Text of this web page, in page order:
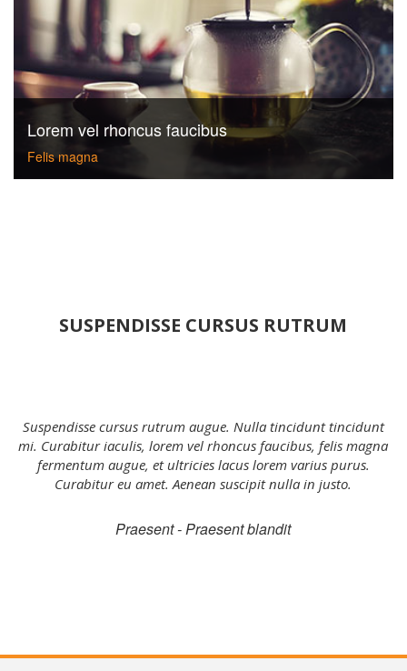
Lorem vel rhoncus faucibus
Felis magna
SUSPENDISSE CURSUS RUTRUM
Suspendisse cursus rutrum augue. Nulla tincidunt tincidunt
mi. Curabitur iaculis, lorem vel rhoncus faucibus, felis magna
fermentum augue, et ultricies lacus lorem varius purus.
Curabitur eu amet. Aenean suscipit nulla in justo.
Praesent - Praesent blandit